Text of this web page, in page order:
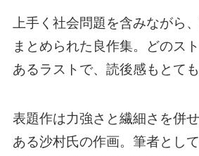
上手く社会問題を含みながら
まとめられた良作集。どのス
あるラストで、読後感もとても
表題作は力強さと繊細さを併
ある沙村氏の作画。筆者とし